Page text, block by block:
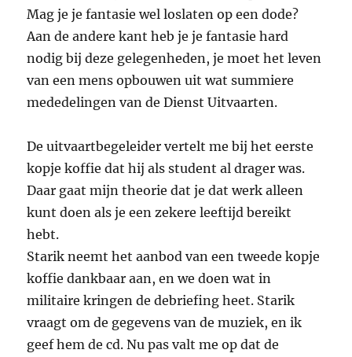
Mag je je fantasie wel loslaten op een dode?
Aan de andere kant heb je je fantasie hard
nodig bij deze gelegenheden, je moet het leven
van een mens opbouwen uit wat summiere
mededelingen van de Dienst Uitvaarten.
De uitvaartbegeleider vertelt me bij het eerste
kopje koffie dat hij als student al drager was.
Daar gaat mijn theorie dat je dat werk alleen
kunt doen als je een zekere leeftijd bereikt
hebt.
Starik neemt het aanbod van een tweede kopje
koffie dankbaar aan, en we doen wat in
militaire kringen de debriefing heet. Starik
vraagt om de gegevens van de muziek, en ik
geef hem de cd. Nu pas valt me op dat de